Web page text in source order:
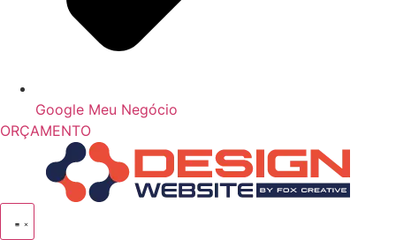
Google Meu Negócio
ORÇAMENTO